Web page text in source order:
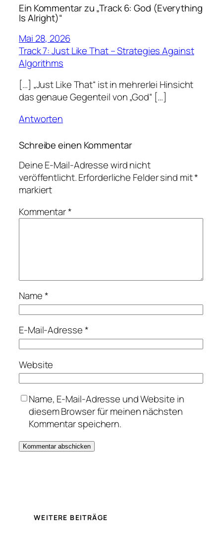
Ein Kommentar zu „Track 6: God (Everything
Is Alright)“
Mai 28, 2026
Track 7: Just Like That – Strategies Against
Algorithms
[…] „Just Like That“ ist in mehrerlei Hinsicht
das genaue Gegenteil von „God“ […]
Antworten
Schreibe einen Kommentar
Deine E-Mail-Adresse wird nicht
veröffentlicht.Erforderliche Felder sind mit*
markiert
Kommentar*
Name*
E-Mail-Adresse*
Website
Name, E-Mail-Adresse und Website in
diesem Browser für meinen nächsten
Kommentar speichern.
WEITERE BEITRÄGE